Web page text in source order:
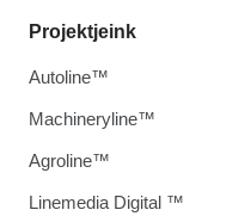
Projektjeink
Autoline™
Machineryline™
Agroline™
Linemedia Digital ™